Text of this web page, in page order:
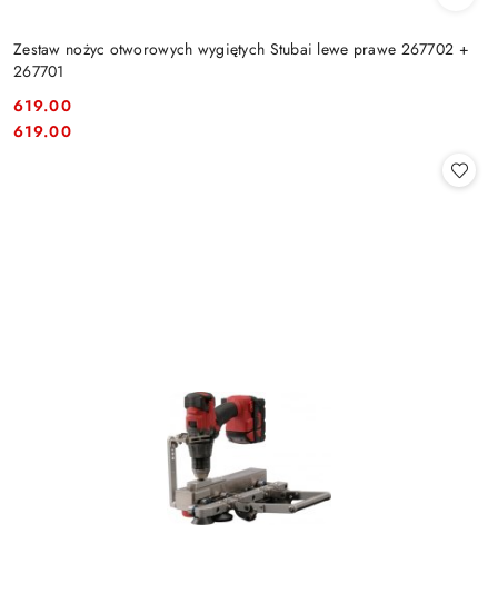
Zestaw nożyc otworowych wygiętych Stubai lewe prawe 267702 +
267701
Cena:
619.00
Cena:
619.00